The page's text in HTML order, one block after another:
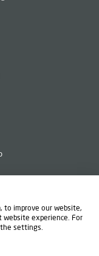
to improve our website,
website experience. For
settings.